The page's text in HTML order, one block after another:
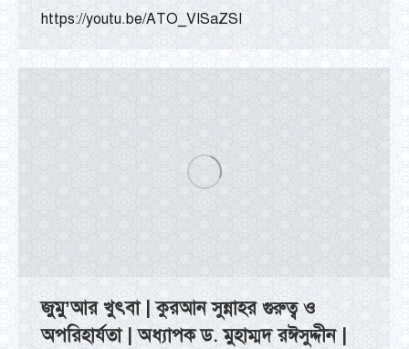
https://youtu.be/ATO_VISaZSI
জুমু’আর খুৎবা | কুরআন সুন্নাহর গুরুত্ব ও
অপরিহার্যতা | অধ্যাপক ড. মুহাম্মদ রঈসুদ্দীন |